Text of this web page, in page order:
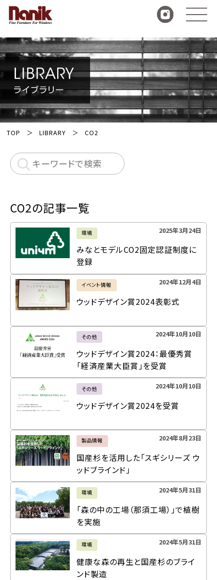
TOP LIBRARY CO2
CO2の記事一覧
環境 2025年3月24日
みなとモデルCO2固定認証制度に
登録
イベント情報 2024年12月4日
ウッドデザイン賞2024表彰式
その他 2024年10月10日
ウッドデザイン賞2024：最優秀賞
「経済産業大臣賞」を受賞
その他 2024年10月10日
ウッドデザイン賞2024を受賞
製品情報 2024年8月23日
国産杉を活用した「スギシリーズ ウ
ッドブラインド」
環境 2024年5月31日
「森の中の工場（那須工場）」で植樹
を実施
環境 2024年5月31日
健康な森の再生と国産杉のブライ
ンド製造